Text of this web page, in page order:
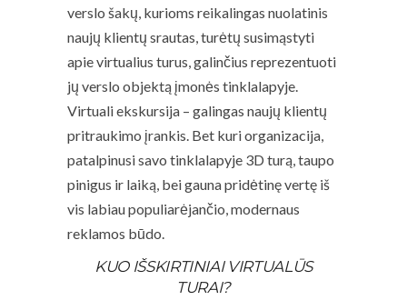
verslo šakų, kurioms reikalingas nuolatinis
naujų klientų srautas, turėtų susimąstyti
apie virtualius turus, galinčius reprezentuoti
jų verslo objektą įmonės tinklalapyje.
Virtuali ekskursija – galingas naujų klientų
pritraukimo įrankis. Bet kuri organizacija,
patalpinusi savo tinklalapyje 3D turą, taupo
pinigus ir laiką, bei gauna pridėtinę vertę iš
vis labiau populiarėjančio, modernaus
reklamos būdo.
KUO IŠSKIRTINIAI VIRTUALŪS
TURAI?